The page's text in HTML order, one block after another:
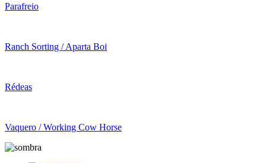
Parafreio
Ranch Sorting / Aparta Boi
Rédeas
Vaquero / Working Cow Horse